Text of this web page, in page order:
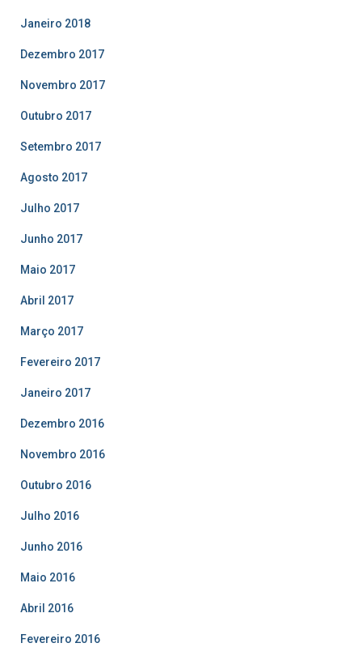
Janeiro 2018
Dezembro 2017
Novembro 2017
Outubro 2017
Setembro 2017
Agosto 2017
Julho 2017
Junho 2017
Maio 2017
Abril 2017
Março 2017
Fevereiro 2017
Janeiro 2017
Dezembro 2016
Novembro 2016
Outubro 2016
Julho 2016
Junho 2016
Maio 2016
Abril 2016
Fevereiro 2016